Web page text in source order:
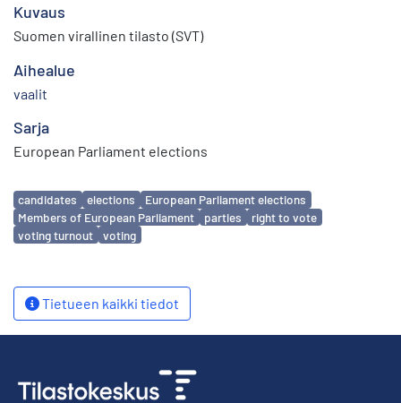
Kuvaus
Suomen virallinen tilasto (SVT)
Aihealue
vaalit
Sarja
European Parliament elections
Avainsanat
candidates elections
European Parliament elections
Members of European Parliament
parties
right to vote
voting turnout
voting
Tietueen kaikki tiedot